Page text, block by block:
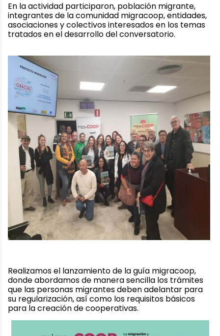
En la actividad participaron, población migrante,
integrantes de la comunidad migracoop, entidades,
asociaciones y colectivos interesados en los temas
tratados en el desarrollo del conversatorio.
Realizamos el lanzamiento de la guía migracoop,
donde abordamos de manera sencilla los trámites
que las personas migrantes deben adelantar para
su regularización, así como los requisitos básicos
para la creación de cooperativas.